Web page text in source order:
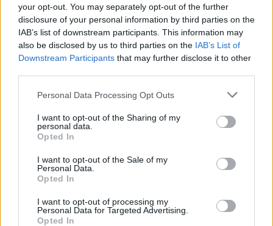
your opt-out. You may separately opt-out of the further
disclosure of your personal information by third parties on the
IAB’s list of downstream participants. This information may
also be disclosed by us to third parties on the IAB’s List of
Downstream Participants that may further disclose it to other
Personal Data Processing Opt Outs
I want to opt-out of the Sharing of my
personal data.
Opted In
I want to opt-out of the Sale of my
Personal Data.
Opted In
I want to opt-out of processing my
Personal Data for Targeted Advertising.
Opted In
ΥΠΕΡΤΑΣΗ ΠΑΓΚΟΣΜΙΑ ΗΜΕΡΑ ΥΠΕΡΤΑΣΗΣ
ΑΡΤΗΡΙΑΚΗ ΠΙΕΣΗ
ΠΕΡΙΣΣΟΤΕΡΑ ΣΤΗΝ ΙΔΙΑ ΚΑΤΗΓΟΡΙΑ
ΑΔΕΔΥ: Συμμετοχή των γιατρών και
των εργαζομένων στα δημόσια